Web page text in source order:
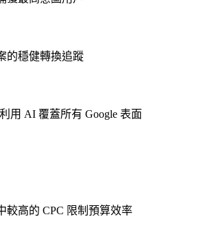
的穩健轉換追蹤
用 AI 覆蓋所有 Google 表面
較高的 CPC 限制預算效率